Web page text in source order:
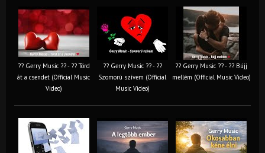
?? Gerry Music ?? - ?? Törd
át a csendet (Official Music
Video)
?? Gerry Music ?? - ??
Szomorú szívem (Official
Music Video)
?? Gerry Music ?? - ?? Bújj
mellém (Official Music Video)